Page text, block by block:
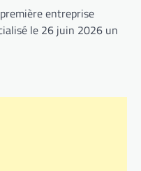
entreprise
le 26 juin 2026 un